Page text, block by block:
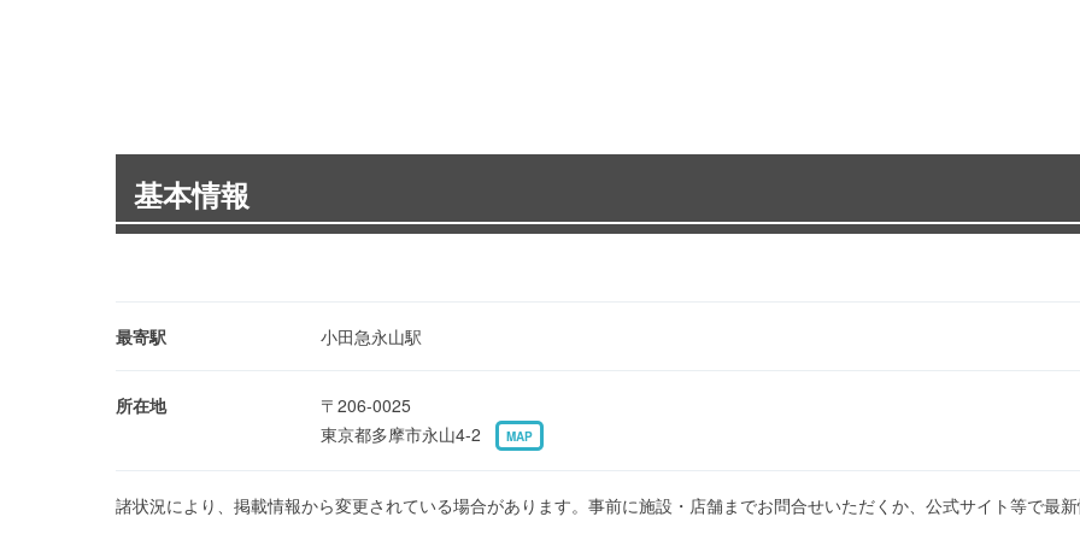
基本情報
最寄駅 小田急永山駅
所在地
〒206-0025
東京都多摩市永山4-2
MAP
諸状況により、掲載情報から変更されている場合があります。事前に施設・店舗までお問合せいただくか、公式サイト等で最新